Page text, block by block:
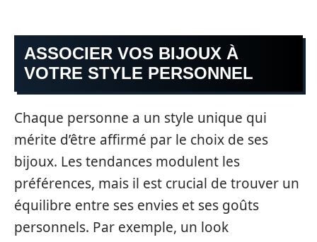
ASSOCIER VOS BIJOUX À
VOTRE STYLE PERSONNEL
Chaque personne a un style unique qui
mérite d’être affirmé par le choix de ses
bijoux. Les tendances modulent les
préférences, mais il est crucial de trouver un
équilibre entre ses envies et ses goûts
personnels. Par exemple, un look